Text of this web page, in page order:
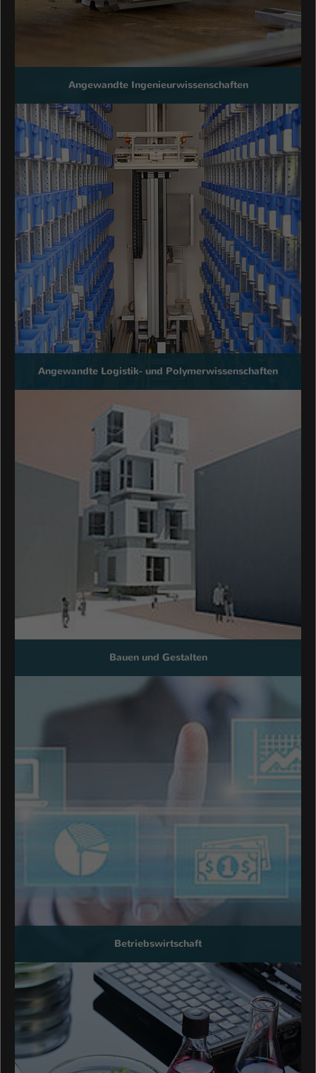
Angewandte Ingenieurwissenschaften
Angewandte Logistik- und Polymerwissenschaften
Bauen und Gestalten
Betriebswirtschaft